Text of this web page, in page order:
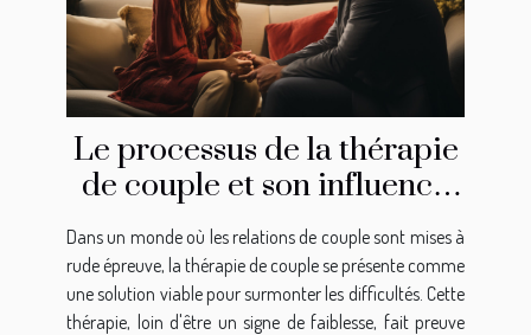
Le processus de la thérapie
de couple et son influence
sur l'amélioration de la
communication dans une
relation
Dans un monde où les relations de couple sont mises à
rude épreuve, la thérapie de couple se présente comme
une solution viable pour surmonter les difficultés. Cette
thérapie, loin d'être un signe de faiblesse, fait preuve